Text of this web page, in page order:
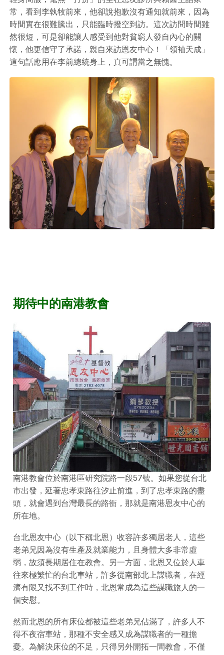
常，看到李執牧前來，他卻說抱歉沒有通知就前來，因為
時間實在很難騰出，只能臨時撥空到訪。這次訪問時間雖
然很短，可是卻能讓人感受到他對貧窮人發自內心的關
懷，他更信守了承諾，親自來訪恩友中心！「領袖天成」
這句話應用在李前總統身上，真可謂當之無愧。
期待中的南港教會
南港教會位於南港區研究院路一段57號。如果您從台北
市出發，延著忠孝東路往汐止前進，到了忠孝東路的盡
頭，就會遇到台灣最長的路衝，那就是南港恩友中心的
所在地。
台北恩友中心（以下稱北恩）收容許多獨居老人，這些
老弟兄因為沒有生產及就業能力，且身體大多非常虛
弱，故須長期居住在教會。另一方面，北恩又位於人車
往來極繁忙的台北車站，許多從南部北上謀職者，在經
濟有限又找不到工作時，北恩常成為這些謀職旅人的一
個安慰。
然而北恩的所有床位都被這些老弟兄佔滿了，許多人不
得不夜宿車站，那種不安全感又成為謀職者的一種擔
憂。為解決床位的不足，只得另外開拓一間教會，不僅